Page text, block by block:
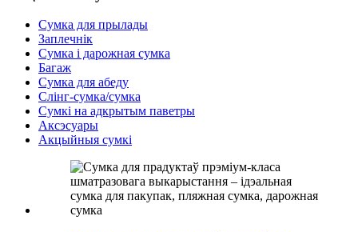
Сумка для прылады
Заплечнік
Сумка і дарожная сумка
Багаж
Сумка для абеду
Слінг-сумка/сумка
Сумкі на адкрытым паветры
Аксэсуары
Акцыйныя сумкі